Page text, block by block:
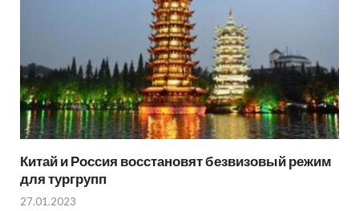
Китай и Россия восстановят безвизовый режим
для тургрупп
27.01.2023